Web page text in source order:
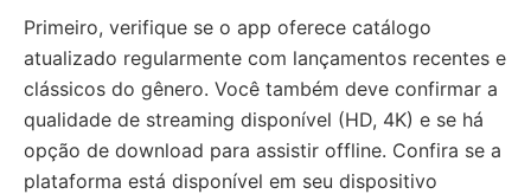
Primeiro, verifique se o app oferece catálogo
atualizado regularmente com lançamentos recentes e
clássicos do gênero. Você também deve confirmar a
qualidade de streaming disponível (HD, 4K) e se há
opção de download para assistir offline. Confira se a
plataforma está disponível em seu dispositivo